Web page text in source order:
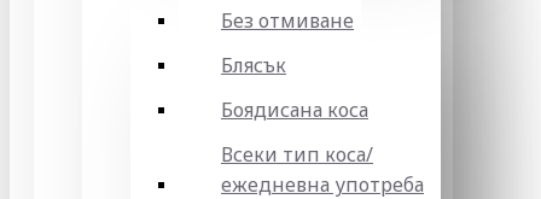
Без отмиване
Блясък
Боядисана коса
Всеки тип коса/
ежедневна употреба